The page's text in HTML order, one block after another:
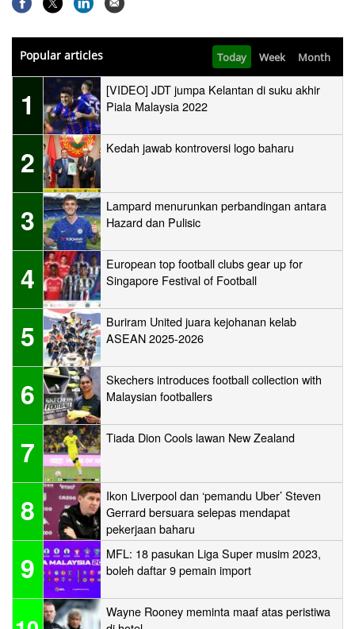
Popular articles Today Week Month
1
[VIDEO] JDT jumpa Kelantan di suku akhir
Piala Malaysia 2022
2 Kedah jawab kontroversi logo baharu
3
Lampard menurunkan perbandingan antara
Hazard dan Pulisic
4
European top football clubs gear up for
Singapore Festival of Football
5
Buriram United juara kejohanan kelab
ASEAN 2025-2026
6
Skechers introduces football collection with
Malaysian footballers
7 Tiada Dion Cools lawan New Zealand
8
Ikon Liverpool dan ‘pemandu Uber’ Steven
Gerrard bersuara selepas mendapat
pekerjaan baharu
9
MFL: 18 pasukan Liga Super musim 2023,
boleh daftar 9 pemain import
Wayne Rooney meminta maaf atas peristiwa